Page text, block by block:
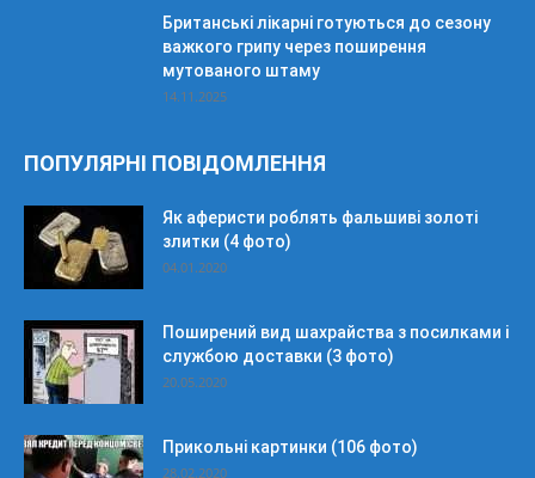
Британські лікарні готуються до сезону
важкого грипу через поширення
мутованого штаму
14.11.2025
ПОПУЛЯРНІ ПОВІДОМЛЕННЯ
Як аферисти роблять фальшиві золоті
злитки (4 фото)
04.01.2020
Поширений вид шахрайства з посилками і
службою доставки (3 фото)
20.05.2020
Прикольні картинки (106 фото)
28.02.2020